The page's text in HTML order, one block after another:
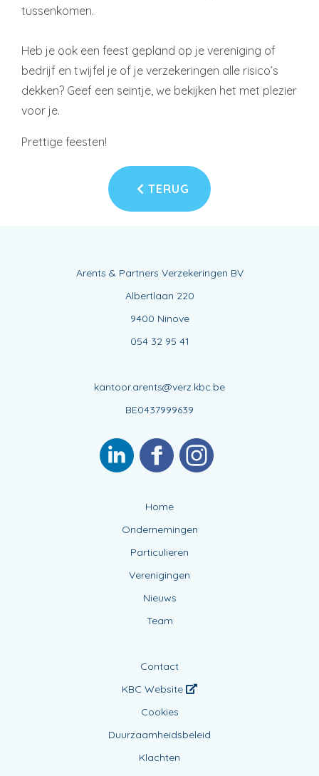
tussenkomen.
Heb je ook een feest gepland op je vereniging of
bedrijf en twijfel je of je verzekeringen alle risico’s
dekken? Geef een seintje, we bekijken het met plezier
voor je.
Prettige feesten!
TERUG
Arents & Partners Verzekeringen BV
Albertlaan 220
9400 Ninove
054 32 95 41
kantoor.arents@verz.kbc.be
BE0437999639
Home
Ondernemingen
Particulieren
Verenigingen
Nieuws
Team
Contact
KBC Website
Cookies
Duurzaamheidsbeleid
Klachten